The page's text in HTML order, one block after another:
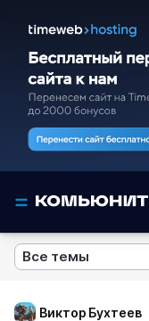
Все темы
Виктор Бухтеев